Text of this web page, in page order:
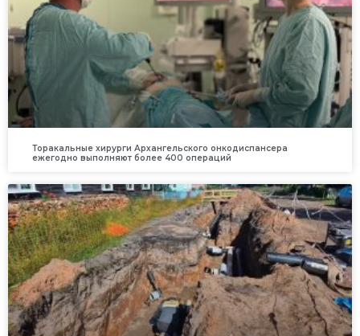
Торакальные хирурги Архангельского онкодиспансера
ежегодно выполняют более 400 операций